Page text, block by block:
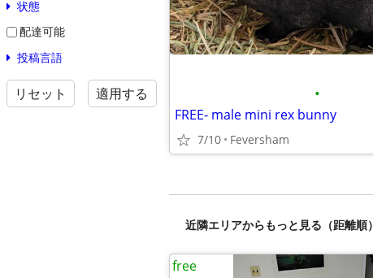
状態
配達可能
投稿言語
リセット 適用する •
FREE- male mini rex bunny
7/10 Feversham
近隣エリアからもっと見る（距離順）
free